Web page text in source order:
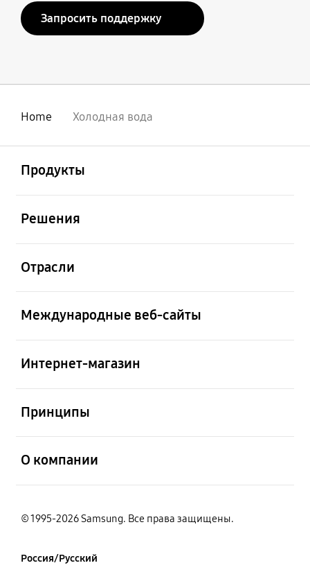
Запросить поддержку
Home Холодная вода
Продукты
Решения
Отрасли
Международные веб-сайты
Интернет-магазин
Принципы
О компании
© 1995-2026 Samsung. Все права защищены.
Россия/Русский